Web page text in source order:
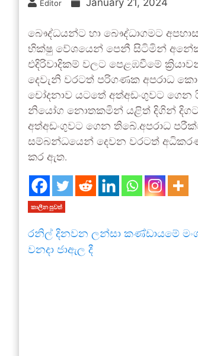
Editor January 21, 2024
බෞද්ධයන්ට හා බෞද්ධාගමට
භික්ෂු වේශයෙන් පෙනී සිටිමින් අනේක
එදිරිවාදිකම් වලට පෙළඹවීමේ
දෙවැනි වරටත් පරිගණක අපරාධ
චෝදනාව යටතේ අත්අඩංගුවට ගෙන
නියෝග නොතකමින් යළිත් දිගින් දිගටම
අත්අඩංගුවට ගෙන තිබේ.අපරාධ
සම්බන්ධයෙන් දෙවන වරටත්
කර ඇත.
කාලීන පුවත්
රනිල් දිනවන ලන්සා කණ්ඩායමේ
වනදා ජාඇල දී